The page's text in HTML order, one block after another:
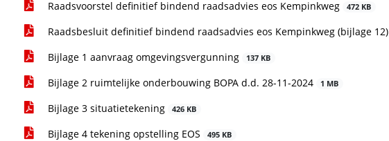
Raadsvoorstel definitief bindend raadsadvies eos Kempinkweg
472 KB
Raadsbesluit definitief bindend raadsadvies eos Kempinkweg (bijlage 12)
Bijlage 1 aanvraag omgevingsvergunning 137 KB
Bijlage 2 ruimtelijke onderbouwing BOPA d.d. 28-11-2024 1 MB
Bijlage 3 situatietekening 426 KB
Bijlage 4 tekening opstelling EOS 495 KB